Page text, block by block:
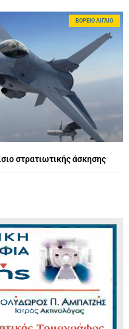
BΌΡΕΙΟ ΑΙΓΑΊΟ
στρατιωτικής άσκησης